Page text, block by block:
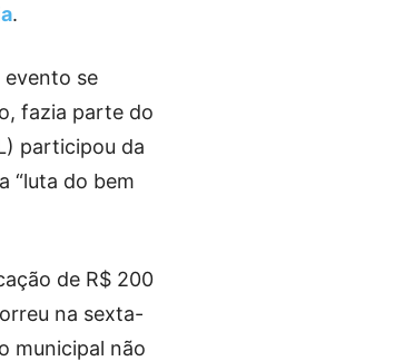
.
evento se
fazia parte do
participou da
“luta do bem
de R$ 200
na sexta-
municipal não